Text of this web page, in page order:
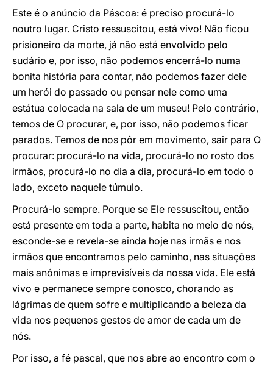
Este é o anúncio da Páscoa: é preciso procurá-lo
noutro lugar. Cristo ressuscitou, está vivo! Não ficou
prisioneiro da morte, já não está envolvido pelo
sudário e, por isso, não podemos encerrá-lo numa
bonita história para contar, não podemos fazer dele
um herói do passado ou pensar nele como uma
estátua colocada na sala de um museu! Pelo contrário,
temos de O procurar, e, por isso, não podemos ficar
parados. Temos de nos pôr em movimento, sair para O
procurar: procurá-lo na vida, procurá-lo no rosto dos
irmãos, procurá-lo no dia a dia, procurá-lo em todo o
lado, exceto naquele túmulo.
Procurá-lo sempre. Porque se Ele ressuscitou, então
está presente em toda a parte, habita no meio de nós,
esconde-se e revela-se ainda hoje nas irmãs e nos
irmãos que encontramos pelo caminho, nas situações
mais anónimas e imprevisíveis da nossa vida. Ele está
vivo e permanece sempre conosco, chorando as
lágrimas de quem sofre e multiplicando a beleza da
vida nos pequenos gestos de amor de cada um de
nós.
Por isso, a fé pascal, que nos abre ao encontro com o